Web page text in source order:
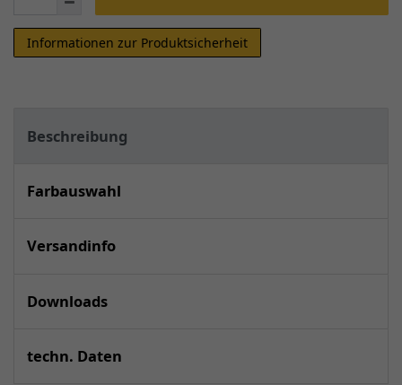
Informationen zur Produktsicherheit
Beschreibung
Farbauswahl
Versandinfo
Downloads
techn. Daten